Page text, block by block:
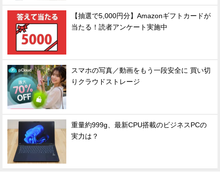
【抽選で5,000円分】Amazonギフトカードが
当たる！読者アンケート実施中
スマホの写真／動画をもう一段安全に 買い切
りクラウドストレージ
重量約999g、最新CPU搭載のビジネスPCの
実力は？